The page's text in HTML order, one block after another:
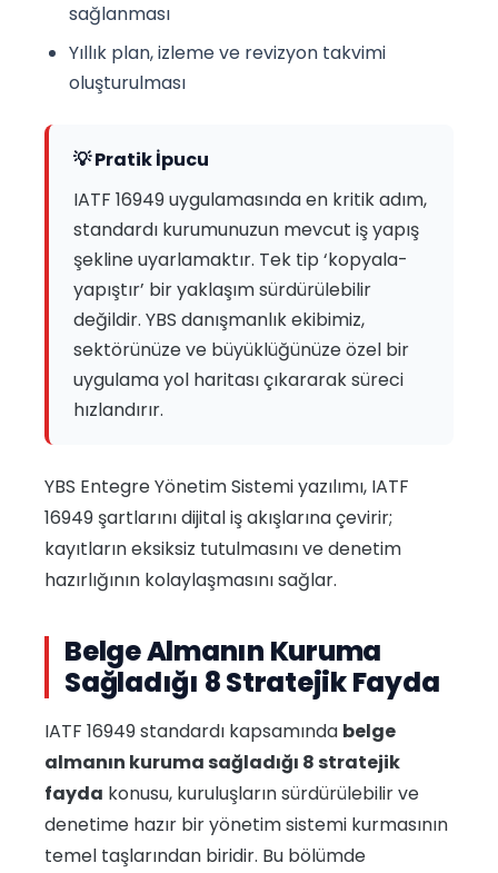
sağlanması
Yıllık plan, izleme ve revizyon takvimi
oluşturulması
💡 Pratik İpucu
IATF 16949 uygulamasında en kritik adım,
standardı kurumunuzun mevcut iş yapış
şekline uyarlamaktır. Tek tip ‘kopyala-
yapıştır’ bir yaklaşım sürdürülebilir
değildir. YBS danışmanlık ekibimiz,
sektörünüze ve büyüklüğünüze özel bir
uygulama yol haritası çıkararak süreci
hızlandırır.
YBS Entegre Yönetim Sistemi yazılımı, IATF
16949 şartlarını dijital iş akışlarına çevirir;
kayıtların eksiksiz tutulmasını ve denetim
hazırlığının kolaylaşmasını sağlar.
Belge Almanın Kuruma
Sağladığı 8 Stratejik Fayda
IATF 16949 standardı kapsamında belge
almanın kuruma sağladığı 8 stratejik
fayda konusu, kuruluşların sürdürülebilir ve
denetime hazır bir yönetim sistemi kurmasının
temel taşlarından biridir. Bu bölümde